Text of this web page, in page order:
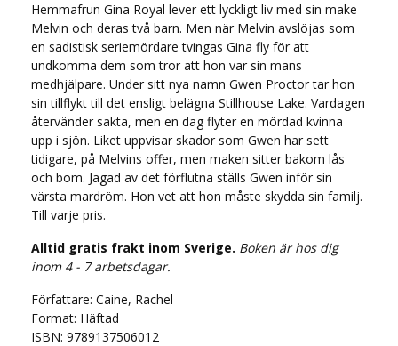
Hemmafrun Gina Royal lever ett lyckligt liv med sin make
Melvin och deras två barn. Men när Melvin avslöjas som
en sadistisk seriemördare tvingas Gina fly för att
undkomma dem som tror att hon var sin mans
medhjälpare. Under sitt nya namn Gwen Proctor tar hon
sin tillflykt till det ensligt belägna Stillhouse Lake. Vardagen
återvänder sakta, men en dag flyter en mördad kvinna
upp i sjön. Liket uppvisar skador som Gwen har sett
tidigare, på Melvins offer, men maken sitter bakom lås
och bom. Jagad av det förflutna ställs Gwen inför sin
värsta mardröm. Hon vet att hon måste skydda sin familj.
Till varje pris.
Alltid gratis frakt inom Sverige. Boken är hos dig
inom 4 - 7 arbetsdagar.
Författare: Caine, Rachel
Format: Häftad
ISBN: 9789137506012